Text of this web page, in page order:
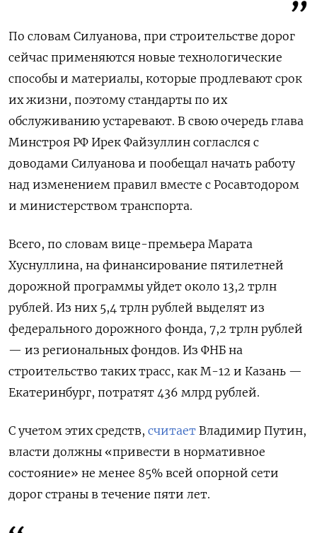
По словам Силуанова, при строительстве дорог
сейчас применяются новые технологические
способы и материалы, которые продлевают срок
их жизни, поэтому стандарты по их
обслуживанию устаревают. В свою очередь глава
Минстроя РФ Ирек Файзуллин согласлся с
доводами Силуанова и пообещал начать работу
над изменением правил вместе с Росавтодором
и министерством транспорта.
Всего, по словам вице-премьера Марата
Хуснуллина, на финансирование пятилетней
дорожной программы уйдет около 13,2 трлн
рублей. Из них 5,4 трлн рублей выделят из
федерального дорожного фонда, 7,2 трлн рублей
— из региональных фондов. Из ФНБ на
строительство таких трасс, как М-12 и Казань —
Екатеринбург, потратят 436 млрд рублей.
С учетом этих средств, считает Владимир Путин,
власти должны «привести в нормативное
состояние» не менее 85% всей опорной сети
дорог страны в течение пяти лет.